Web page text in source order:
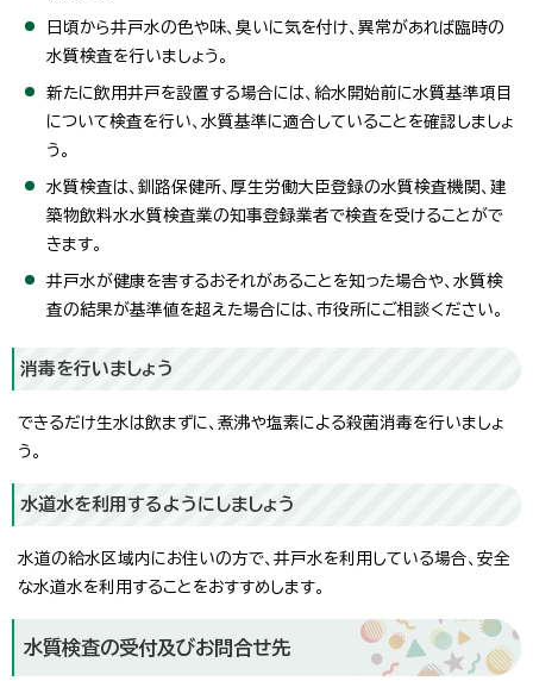
日頃から井戸水の色や味、臭いに気を付け、異常があれば臨時の
水質検査を行いましょう。
新たに飲用井戸を設置する場合には、給水開始前に水質基準項目
について検査を行い、水質基準に適合していることを確認しましょ
う。
水質検査は、釧路保健所、厚生労働大臣登録の水質検査機関、建
築物飲料水水質検査業の知事登録業者で検査を受けることがで
きます。
井戸水が健康を害するおそれがあることを知った場合や、水質検
査の結果が基準値を超えた場合には、市役所にご相談ください。
消毒を行いましょう
できるだけ生水は飲まずに、煮沸や塩素による殺菌消毒を行いましょ
う。
水道水を利用するようにしましょう
水道の給水区域内にお住いの方で、井戸水を利用している場合、安全
な水道水を利用することをおすすめします。
水質検査の受付及びお問合せ先